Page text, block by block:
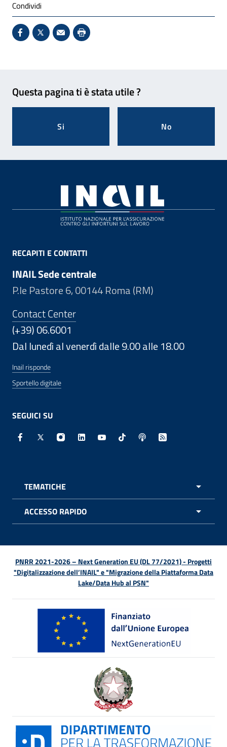
Condividi
Condividi su Facebook - Sito esterno - Apertura in
X - Sito esterno - Apertura in nuova finestra
Invio Mail: apre il programma di posta
Stampa pagina: scelta meno
Questa pagina ti è stata utile ?
Si No
RECAPITI E CONTATTI
INAIL Sede centrale
P.le Pastore 6, 00144 Roma (RM)
Contact Center
(+39) 06.6001
Dal lunedì al venerdì dalle 9.00 alle 18.00
Inail risponde
Sportello digitale
SEGUICI SU
Facebook - Sito esterno - Apertura in nuova finestra
X - Sito esterno - Apertura in nuova finestra
Instagram - Sito esterno - Apertura in
Linkedin - Sito esterno - Apertura in
Youtube - Sito esterno -
TikTok - Sito esterno -
Spreaker - Sito
Feed RSS -
TEMATICHE
ACCESSO RAPIDO
PNRR 2021-2026 – Next Generation EU (DL 77/2021) - Progetti
"Digitalizzazione dell’INAIL" e "Migrazione della Piattaforma Data
Lake/Data Hub al PSN"